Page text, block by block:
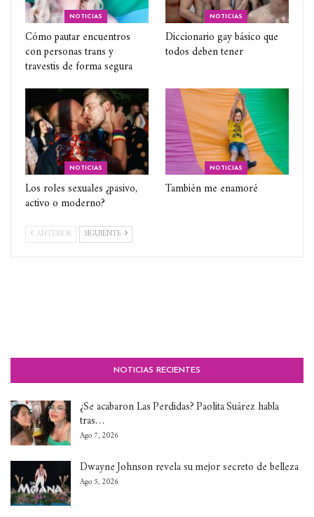
NOTICIAS
Cómo pautar encuentros
con personas trans y
travestis de forma segura
NOTICIAS
Diccionario gay básico que
todos deben tener
NOTICIAS
Los roles sexuales ¿pasivo,
activo o moderno?
NOTICIAS
También me enamoré
ANTERIOR SIGUIENTE
NOTICIAS RECIENTES
¿Se acabaron Las Perdidas? Paolita Suárez habla
tras…
Ago 7, 2026
Dwayne Johnson revela su mejor secreto de belleza
Ago 5, 2026